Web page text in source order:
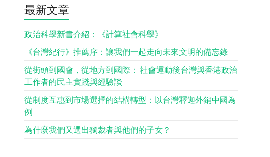
最新文章
政治科學新書介紹：《計算社會科學》
《台灣紀行》推薦序：讓我們一起走向未來文明的備忘錄
從街頭到國會，從地方到國際： 社會運動後台灣與香港政治
工作者的民主實踐與經驗談
從制度互惠到市場選擇的結構轉型：以台灣釋迦外銷中國為
例
為什麼我們又選出獨裁者與他們的子女？